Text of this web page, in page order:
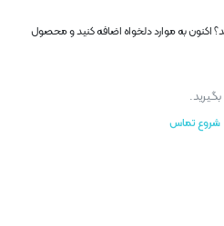
اکنون به موارد دلخواه اضافه کنید و محصول
شروع تماس